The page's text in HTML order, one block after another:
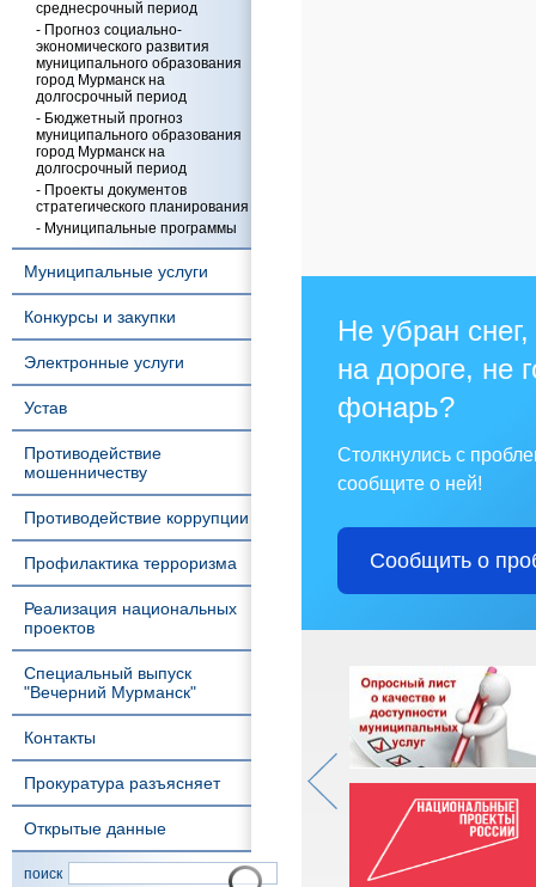
среднесрочный период
- Прогноз социально-
экономического развития
муниципального образования
город Мурманск на
долгосрочный период
- Бюджетный прогноз
муниципального образования
город Мурманск на
долгосрочный период
- Проекты документов
стратегического планирования
- Муниципальные программы
Муниципальные услуги
Конкурсы и закупки
Электронные услуги
Устав
Противодействие
мошенничеству
Противодействие коррупции
Профилактика терроризма
Реализация национальных
проектов
Специальный выпуск
"Вечерний Мурманск"
Контакты
Прокуратура разъясняет
Открытые данные
поиск
Не убран
на дороге, не
фонарь?
Столкнулись с
сообщите о ней!
Сообщить о